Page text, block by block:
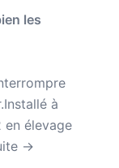
les
à
en élevage
→